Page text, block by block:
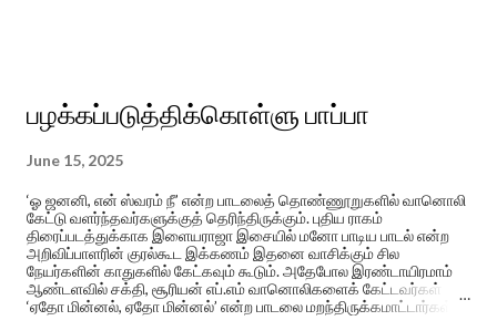
பழக்கப்படுத்திக்கொள்ளு பாப்பா
June 15, 2025
‘ஓ ஜனனி, என் ஸ்வரம் நீ’ என்ற பாடலைத் தொண்ணூறுகளில் வானொலி
கேட்டு வளர்ந்தவர்களுக்குத் தெரிந்திருக்கும். புதிய ராகம்
திரைப்படத்துக்காக இளையராஜா இசையில் மனோ பாடிய பாடல் என்ற
அறிவிப்பாளரின் குரல்கூட இக்கணம் இதனை வாசிக்கும் சில
நேயர்களின் காதுகளில் கேட்கவும் கூடும். அதேபோல இரண்டாயிரமாம்
ஆண்டளவில் சக்தி, சூரியன் எப்.எம் வானொலிகளைக் கேட்டவர்கள்
‘ஏதோ மின்னல், ஏதோ மின்னல்’ என்ற பாடலை மறந்திருக்கமாட்டார்கள்.